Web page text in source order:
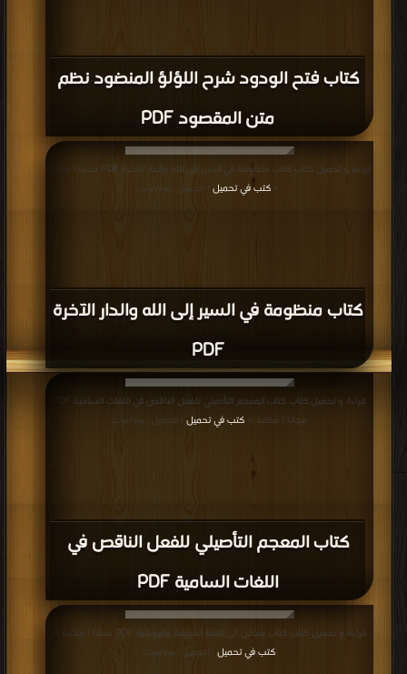
كتاب فتح الودود شرح اللؤلؤ المنضود نظم
متن المقصود PDF
كتاب منظومة في السير إلى الله والدار الآخرة
PDF
قراءة و تحميل كتاب كتاب منظومة في السير إلى الله والدار الآخرة PDF مجانا | مكتبة
> كتب في تحميل | التحميل : مرة/مرات
كتاب المعجم التأصيلي للفعل الناقص في
اللغات السامية PDF
مجانا | مكتبة >كتب في تحميل | التحميل : مرة/مرات
قراءة و تحميل كتاب كتاب مدخل الى اللغة القبطية واليونانية PDF مجانا | مكتبة >
كتب في تحميل
| التحميل : مرة/مرات